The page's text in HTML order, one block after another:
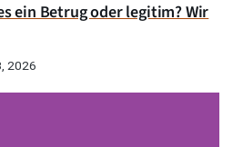
ein Betrug oder legitim? Wir
2026